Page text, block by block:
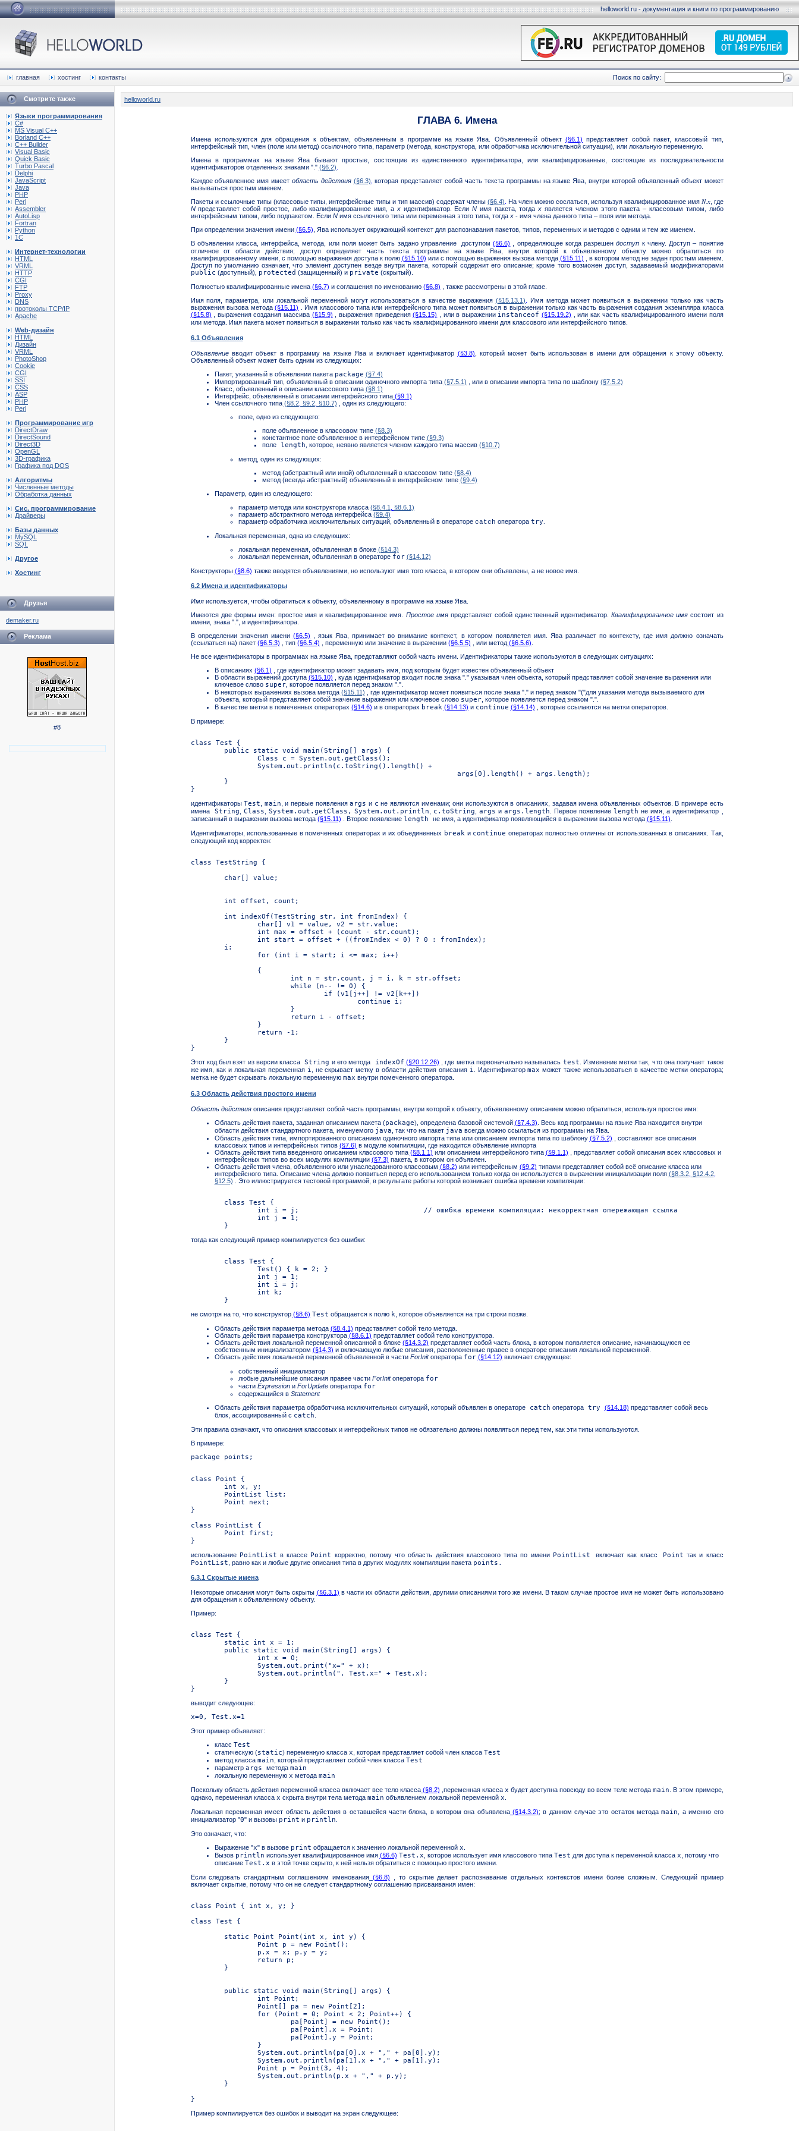
helloworld.ru - документация и книги по программированию
главная хостинг контакты Поиск по сайту:
Смотрите также
Языки программирования
C#
MS Visual C++
Borland C++
C++ Builder
Visual Basic
Quick Basic
Turbo Pascal
Delphi
JavaScript
Java
PHP
Perl
Assembler
AutoLisp
Fortran
Python
1C
Интернет-технологии
HTML
VRML
HTTP
CGI
FTP
Proxy
DNS
протоколы TCP/IP
Apache
Web-дизайн
HTML
Дизайн
VRML
PhotoShop
Cookie
CGI
SSI
CSS
ASP
PHP
Perl
Программирование игр
DirectDraw
DirectSound
Direct3D
OpenGL
3D-графика
Графика под DOS
Алгоритмы
Численные методы
Обработка данных
Сис. программирование
Драйверы
Базы данных
MySQL
SQL
Другое
Хостинг
Друзья
demaker.ru
Реклама
#8
helloworld.ru
ГЛАВА 6. Имена
Имена используются для обращения к объектам, объявленным в программе на языке Ява. Объявленный объект(§6.1) представляет собой пакет, классовый тип,
интерфейсный тип, член (поле или метод) ссылочного типа, параметр (метода, конструктора, или обработчика исключительной ситуации), или локальную переменную.
Имена в программах на языке Ява бывают простые, состоящие из единственного идентификатора, или квалифицированные, состоящие из последовательности
идентификаторов отделенных знаками "." (§6.2)
Каждое объявленное имя имеет область действия (§6.3) которая представляет собой часть текста программы на языке Ява, внутри которой объявленный объект может
вызываться простым именем.
Пакеты и ссылочные типы (классовые типы, интерфейсные типы и тип массив) содержат члены (§6.4) На член можно сослаться, используя квалифицированное имя N.x, где
Nпредставляет собой простое, либо квалифицированное имя, а xидентификатор. ЕслиN имя пакета, тогдаx является членом этого пакета – классовым типом, либо
интерфейсным типом, либо подпакетом. Если Nимя ссылочного типа или переменная этого типа, тогдаx- имя члена данного типа – поля или метода.
При определении значения имени (§6.5) , Ява использует окружающий контекст для распознавания пакетов, типов, переменных и методов с одним и тем же именем.
В объявлении класса, интерфейса, метода, или поля может быть задано управление
доступом(§6.6) , определяющее когда разрешендоступ к члену. Доступ – понятие
отличное от области действия;
доступ определяет часть текста программы на языке Ява, внутри которой к объявленному объекту можно обратиться по
квалифицированному имени, с помощью выражения доступа к полю (§15.10) или с помощью выражения вызова метода (§15.11) , в котором метод не задан простым именем.
Доступ по умолчанию означает, что элемент доступен везде внутри пакета, который содержит его описание; кроме того возможен доступ, задаваемый модификаторами
public (доступный) protected (защищенный) и private (скрытый).
Полностью квалифицированные имена (§6.7) и соглашения по именованию (§6.8) , также рассмотрены в этой главе.
Имя поля, параметра, или локальной переменной могут использоваться в качестве выражения (§15.13.1)
Имя метода может появиться в выражении только как часть
выражения вызова метода(§15.11)
. Имя классового типа или интерфейсного типа может появиться в выражении только как часть выражения создания экземпляра класса
(§15.8) , выражения создания массива (§15.9) , выражения приведения(§15.15) , или в выражении instanceof (§15.19.2) , или как часть квалифицированного имени поля
или метода. Имя пакета может появиться в выражении только как часть квалифицированного имени для классового или интерфейсного типов.
6.1 Объявления
Объявлениевводит объект в программу на языке Ява и включает идентификатор (§3.8) , который может быть использован в имени для обращения к этому объекту.
Объявленный объект может быть одним из следующих:
Пакет, указанный в объявлении пакета package (§7.4)
Импортированный тип, объявленный в описании одиночного импорта типа (§7.5.1) , или в описании импорта типа по шаблону (§7.5.2)
Класс, объявленный в описании классового типа (§8.1)
Интерфейс, объявленный в описании интерфейсного типа (§9.1)
Член ссылочного типа (§8.2, §9.2, §10.7) , один из следующего:
поле, одно из следующего:
поле объявленное в классовом типе (§8.3)
константное поле объявленное в интерфейсном типе (§9.3)
поле
length которое, неявно является членом каждого типа массив (§10.7)
метод, один из следующих:
метод (абстрактный или иной) объявленный в классовом типе (§8.4)
метод (всегда абстрактный) объявленный в интерфейсном типе (§9.4)
Параметр, один из следующего:
параметр метода или конструктора класса (§8.4.1
§8.6.1)
параметр абстрактного метода интерфейса (§9.4)
параметр обработчика исключительных ситуаций, объявленный в операторе catch оператора try
Локальная переменная, одна из следующих:
локальная переменная, объявленная в блоке (§14.3)
локальная переменная, объявленная в операторе for (§14.12)
Конструкторы (§8.6) также вводятся объявлениями, но используют имя того класса, в котором они объявлены, а не новое имя.
6.2 Имена и идентификаторы
Имяиспользуется, чтобы обратиться к объекту, объявленному в программе на языке Ява.
Имеются две формы имен: простое имя и квалифицированное имя. Простое имяпредставляет собой единственный идентификатор.Квалифицированное имя состоит из
имени, знака ".", и идентификатора.
В определении значения имени (§6.5) , язык Ява, принимает во внимание контекст, в котором появляется имя. Ява различает по контексту, где имя должно означать
(ссылаться на) пакет (§6.5.3) , тип (§6.5.4) , переменную или значение в выражении (§6.5.5) , или метод (§6.5.6)
Не все идентификаторы в программах на языке Ява, представляют собой часть имени. Идентификаторы также используются в следующих ситуациях:
В описаниях (§6.1) , где идентификатор может задавать имя, под которым будет известен объявленный объект
В области выражений доступа (§15.10) , куда идентификатор входит после знака "." указывая член объекта, который представляет собой значение выражения или
ключевое слово super, которое появляется перед знаком ".".
В некоторых выражениях вызова метода (§15.11) , где идентификатор может появиться после знака "." и перед знаком "("для указания метода вызываемого для
объекта, который представляет собой значение выражения или ключевое слово super, которое появляется перед знаком ".".
В качестве метки в помеченных операторах (§14.6) и в операторах break (§14.13) и continue (§14.14)
которые ссылаются на метки операторов.
В примере:
		System.out.println(c.toString().length() +
идентификаторыTest main , и первые появленияargs и c не являются именами; они используются в описаниях, задавая имена объявленных объектов. В примере есть
имена
String Class System.out.getClass, System.out.println c.toString args и args.length Первое появлениеlength не имя, а идентификатор ,
записанный в выражении вызова метода (§15.11) . Второе появление length не имя, а идентификатор появляющийся в выражении вызова метода (§15.11)
Идентификаторы, использованные в помеченных операторах и их объединенных break и continue операторах полностью отличны от использованных в описаниях. Так,
следующий код корректен:
class TestString {
Этот код был взят из версии класса String и его метода indexOf (§20.12.26) , где метка первоначально называлась test . Изменение метки так, что она получает такое
же имя, как и локальная переменная i , не скрывает метку в области действия описания i . Идентификаторmax может также использоваться в качестве метки оператора;
метка не будет скрывать локальную переменную max внутри помеченного оператора.
6.3 Область действия простого имени
Область действияописания представляет собой часть программы, внутри которой к объекту, объявленному описанием можно обратиться, используя простое имя:
Область действия пакета, заданная описанием пакета (package), определена базовой системой (§7.4.3) . Весь код программы на языке Ява находится внутри
области действия стандартного пакета, именуемого java , так что на пакет java всегда можно ссылаться из программы на Ява.
Область действия типа, импортированного описанием одиночного импорта типа или описанием импорта типа по шаблону (§7.5.2) , составляют все описания
классовых типов и интерфейсных типов (§7.6) в модуле компиляции, где находится объявление импорта
Область действия типа введенного описанием классового типа (§8.1.1) или описанием интерфейсного типа (§9.1.1) , представляет собой описания всех классовых и
интерфейсных типов во всех модулях компиляции (§7.3) пакета, в котором он объявлен.
Область действия члена, объявленного или унаследованного классовым (§8.2) или интерфейсным (§9.2) типами представляет собой всё описание класса или
интерфейсного типа. Описание члена должно появиться перед его использованием только когда он используется в выражении инициализации поля (§8.3.2, §12.4.2,
§12.5) . Это иллюстрируется тестовой программой, в результате работы которой возникает ошибка времени компиляции:
тогда как следующий пример компилируется без ошибки:
не смотря на то, что конструктор (§8.6) Test обращается к полю k , которое объявляется на три строки позже.
Область действия параметра метода (§8.4.1) представляет собой тело метода.
Область действия параметра конструктора (§8.6.1) представляет собой тело конструктора.
Область действия локальной переменной описанной в блоке (§14.3.2) представляет собой часть блока, в котором появляется описание, начинающуюся ее
собственным инициализатором (§14.3) и включающую любые описания, расположенные правее в операторе описания локальной переменной.
Область действия локальной переменной объявленной в части ForInitоператора for (§14.12) включает следующее:
собственный инициализатор
любые дальнейшие описания правее части ForInitоператора for
части Expressionи ForUpdateоператора for
содержащийся в Statement
Область действия параметра обработчика исключительных ситуаций, который объявлен в операторе
catch оператора try (§14.18) представляет собой весь
блок, ассоциированный с catch
Эти правила означают, что описания классовых и интерфейсных типов не обязательно должны появляться перед тем, как эти типы используются.
В примере:
использование PointList в классе Point корректно, потому что область действия классового типа по имени PointList включает как класс Point так и класс
PointList , равно как и любые другие описания типа в других модулях компиляции пакета points .
6.3.1 Скрытые имена
Некоторые описания могут быть скрыты (§6.3.1) в части их области действия, другими описаниями того же имени. В таком случае простое имя не может быть использовано
для обращения к объявленному объекту.
Пример:
выводит следующее:
Этот пример объявляет:
класс Test
статическую (static) переменную класса x , которая представляет собой член класса Test
метод класса main , который представляет собой член класса Test
параметр args метода main
локальную переменную x метода main
Поскольку область действия переменной класса включает все тело класса (§8.2) ,переменная класса x будет доступна повсюду во всем теле метода main . В этом примере,
однако, переменная класса x скрыта внутри тела метода main объявлением локальной переменной x
Локальная переменная имеет область действия в оставшейся части блока, в котором она объявлена (§14.3.2); в данном случае это остаток методаmain
, а именно его
инициализатор "0" и вызовы print и println
Это означает, что:
Выражение "x" в вызове print обращается к значению локальной переменной x
Вызов println использует квалифицированное имя (§6.6) Test . x , которое использует имя классового типа Test для доступа к переменной класса x , потому что
описание Test . x в этой точке скрыто, к ней нельзя обратиться с помощью простого имени.
Если следовать стандартным соглашениям именования (§6.8) , то скрытие делает распознавание отдельных контекстов имени более сложным. Следующий пример
включает скрытие, потому что он не следует стандартному соглашению присваивания имен:
Пример компилируется без ошибок и выводит на экран следующее: